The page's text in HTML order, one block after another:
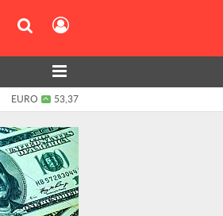
EURO 53,37